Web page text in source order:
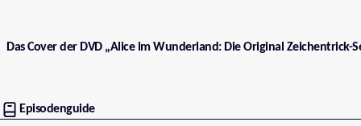
Das Cover der DVD „Alice im Wunderland: Die Original
Episodenguide